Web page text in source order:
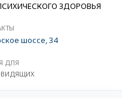
ЗДОРОВЬЯ
шоссе, 34
ДЛЯ